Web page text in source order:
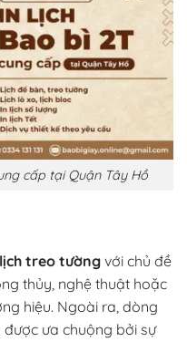
cấp tại Quận Tây Hồ
lịch treo tường với chủ đề
thủy, nghệ thuật hoặc
hiệu. Ngoài ra, dòng
được ưa chuộng bởi sự